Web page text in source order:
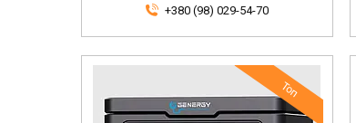
+380 (98) 029-54-70
Топ